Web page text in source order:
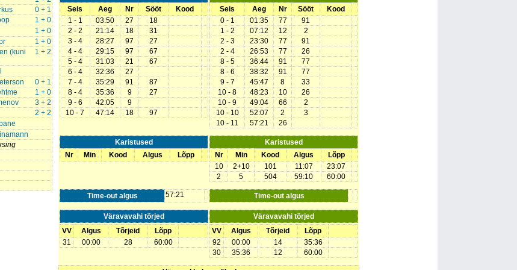
0 + 1
1 + 0
1 + 0
1 + 0
1 + 2
(kuni
0 + 1
1 + 0
3 + 2
2 + 2
Seis
Aeg Nr Sööt
Kood
1 - 1
03:50 27
18
2 - 2
21:14 18
31
3 - 4
28:27 97
27
4 - 4
29:15 97
67
5 - 4
31:03 21
67
6 - 4
32:36
27
7 - 4
35:29 91
87
8 - 4
35:36 9
27
9 - 6
42:05
9
10 - 7
47:14 18 97
Seis
Aeg Nr Sööt
Kood
0 - 1
01:35 77
91
1 - 2
07:12 12
2
2 - 3
23:30 77
91
2 - 4
26:53 77
26
8 - 5
36:44 91
77
8 - 6
38:32 91
77
9 - 7
45:47 8
33
10 - 8
48:23 10
26
10 - 9
49:04 66
2
10 - 10
52:07 2
3
10 - 11
57:21 26
Karistused
Nr
Min Kood Algus Lõpp
Karistused
Nr
Min Kood Algus
Lõpp
10
2+10 101 11:07
23:07
2
5 504 59:10 60:00
Time-out algus 57:21 Time-out algus
Väravavahi tõrjed
Väravavahi tõrjed
VV
Algus Tõrjeid
Lõpp
31
00:00 28 60:00
VV Algus Tõrjeid
Lõpp
92
00:00 14
35:36
30
35:36 12 60:00